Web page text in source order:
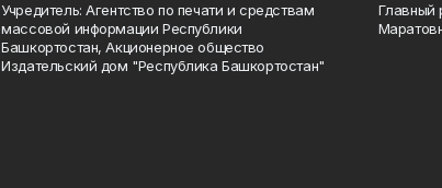
Учредитель: Агентство по печати и средствам
массовой информации Республики
Башкортостан, Акционерное общество
Издательский дом "Республика Башкортостан"
Главный